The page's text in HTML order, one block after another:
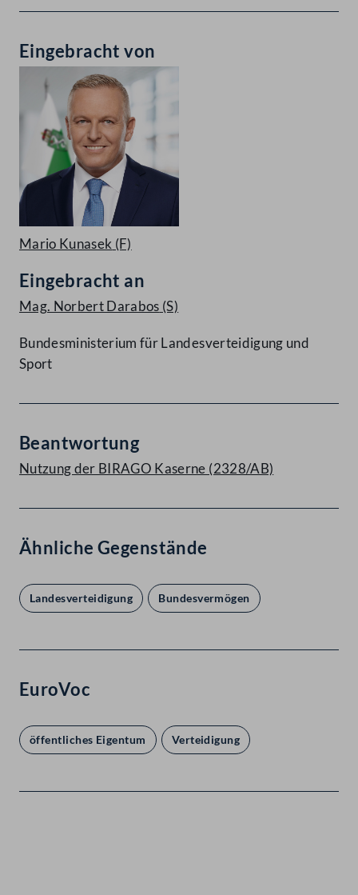
Eingebracht von
Mario Kunasek (F)
Eingebracht an
Mag. Norbert Darabos (S)
Bundesministerium für Landesverteidigung und
Sport
Beantwortung
Nutzung der BIRAGO Kaserne (2328/AB)
Ähnliche Gegenstände
Landesverteidigung Bundesvermögen
EuroVoc
öffentliches Eigentum Verteidigung